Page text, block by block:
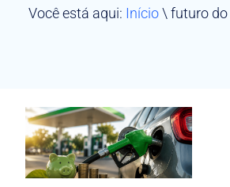
Você está aqui: Início\ futuro do